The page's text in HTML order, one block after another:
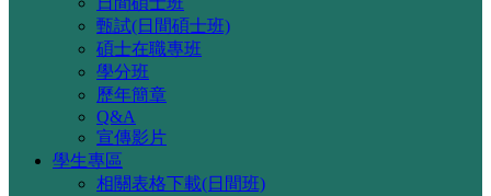
甄試(日間碩士班)
碩士在職專班
學分班
歷年簡章
Q&A
宣傳影片
學生專區
相關表格下載(日間班)